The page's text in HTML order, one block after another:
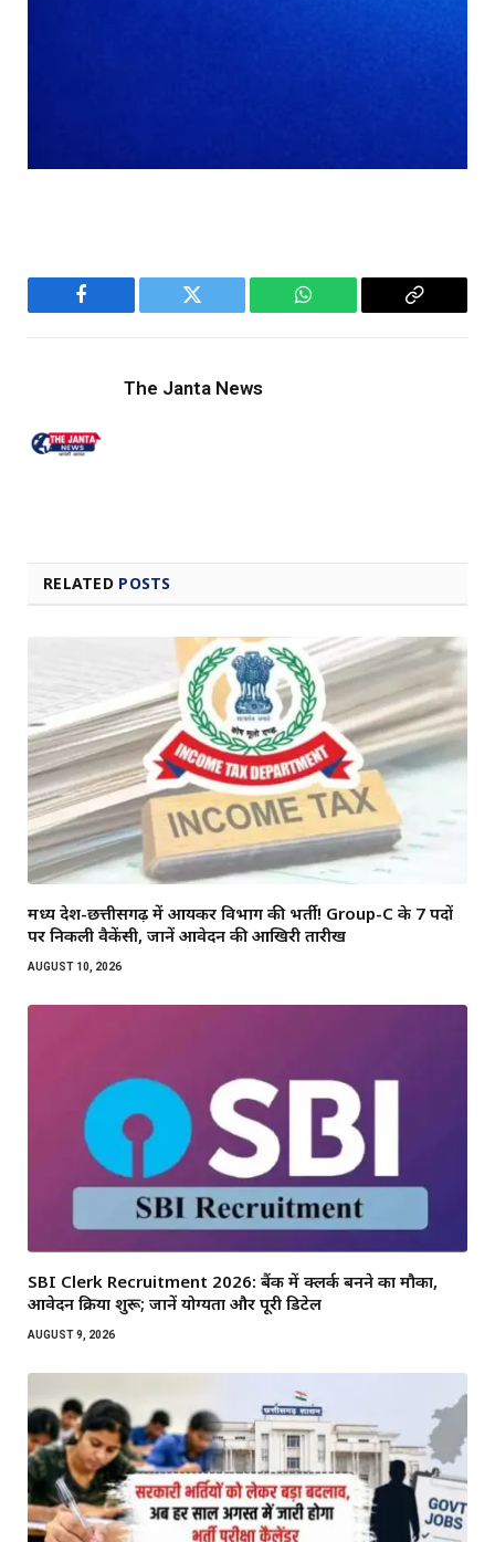
Facebook Twitter WhatsApp
Copy
The Janta News
RELATED POSTS
मध्य प्रदेश-छत्तीसगढ़ में आयकर विभाग की भर्ती! Group-C के 7 पदों
पर निकली वैकेंसी, जानें आवेदन की आखिरी तारीख
AUGUST 10, 2026
SBI Clerk Recruitment 2026: बैंक में क्लर्क बनने का मौका,
आवेदन प्रक्रिया शुरू; जानें योग्यता और पूरी डिटेल
AUGUST 9, 2026